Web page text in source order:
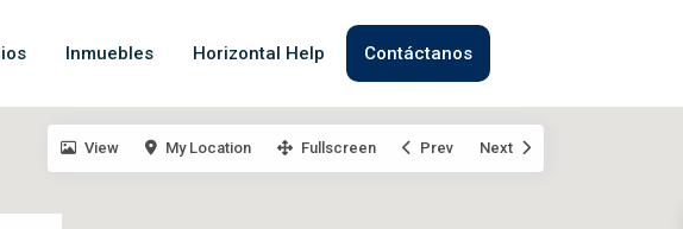
Inmuebles Horizontal Help Contáctanos
View My Location Fullscreen Prev Next